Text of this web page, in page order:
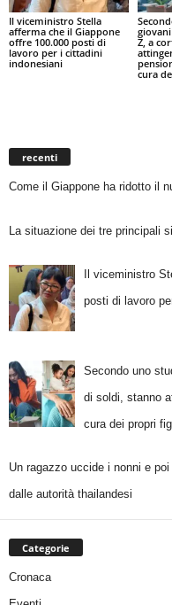
Il viceministro Stella
afferma che il Giappone
offre 100.000 posti di
lavoro per i cittadini
indonesiani
Z, a
cura
recenti
Come il Giappone ha ridotto il
La situazione dei tre principali
Il viceministro
posti di lavoro
Secondo uno
di soldi, stanno
cura dei propri
Un ragazzo uccide i nonni e
dalle autorità thailandesi
Categorie
Cronaca